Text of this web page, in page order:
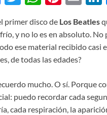
e
b
o
k
itt
er
at
s
A
p
p
er
es
t
ail
primer disco de Los Beatles
y no lo es en absoluto. No
ese material recibido casi
de todas las edades?
mucho. O sí. Porque
puedo recordar cada
cada respiración, la